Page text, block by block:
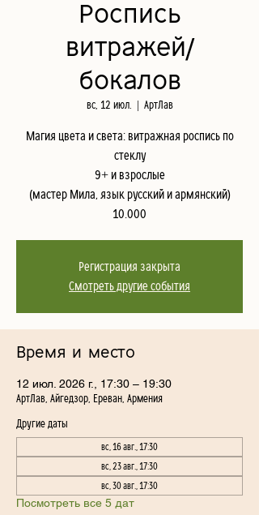
Роспись
витражей/
бокалов
вс, 12 июл. АртЛав
Магия цвета и света: витражная роспись по
стеклу
9+ и взрослые
(мастер Мила, язык русский и армянский)
10.000
Регистрация закрыта
Смотреть другие события
Время и место
12 июл. 2026 г., 17:30 – 19:30
АртЛав, Айгедзор, Ереван, Армения
Другие даты
вс, 16 авг., 17:30
вс, 23 авг., 17:30
вс, 30 авг., 17:30
Посмотреть все 5 дат